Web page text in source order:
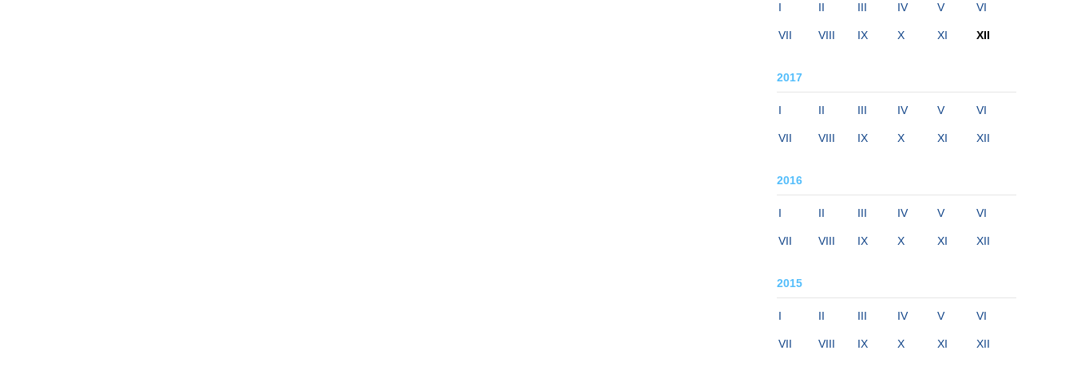
I II III IV V VI
VII VIII IX X XI XII
2017
I II III IV V VI
VII VIII IX X XI XII
2016
I II III IV V VI
VII VIII IX X XI XII
2015
I II III IV V VI
VII VIII IX X XI XII